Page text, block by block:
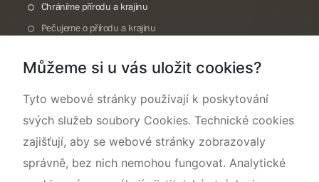
Chráníme přírodu a krajinu
Pečujeme o přírodu a krajinu
O nás
Můžeme si u vás uložit cookies?
Tyto webové stránky používají k poskytování
svých služeb soubory Cookies. Technické cookies
zajišťují, aby se webové stránky zobrazovaly
správně, bez nich nemohou fungovat. Analytické